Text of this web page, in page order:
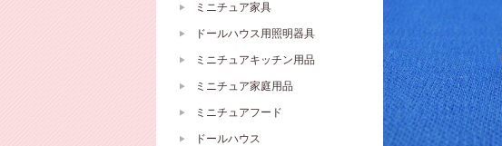
ミニチュア家具
ドールハウス用照明器具
ミニチュアキッチン用品
ミニチュア家庭用品
ミニチュアフード
ドールハウス